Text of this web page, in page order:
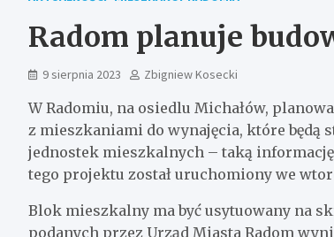
Radom planuje
9 sierpnia 2023 Zbigniew Kosecki
W Radomiu, na osiedlu Michałów,
z mieszkaniami do wynajęcia, które będą
jednostek mieszkalnych – taką
tego projektu został uruchomiony we
Blok mieszkalny ma być usytuowany na
podanych przez Urząd Miasta Radom